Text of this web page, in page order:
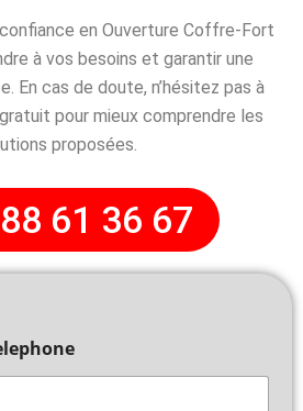
en Ouverture Coffre-Fort
à vos besoins et garantir une
En cas de doute, n’hésitez pas à
pour mieux comprendre les
proposées.
61 36 67